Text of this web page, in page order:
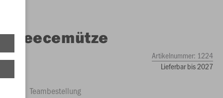
Fleecemütze
Artikelnummer: 1224
Lieferbar bis 2027
Teambestellung